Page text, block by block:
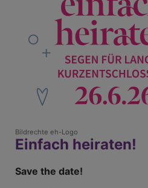
Bildrechte eh-Logo
Einfach heiraten!
Save the date!